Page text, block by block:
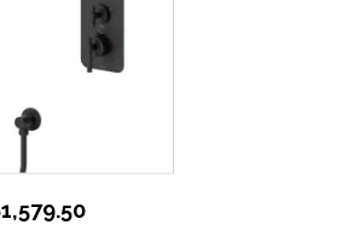
1,579.50